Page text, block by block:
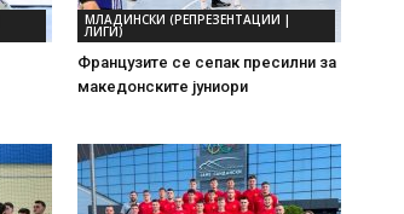
МЛАДИНСКИ (РЕПРЕЗЕНТАЦИИ |
ЛИГИ)
Французите се сепак пресилни за
македонските јуниори